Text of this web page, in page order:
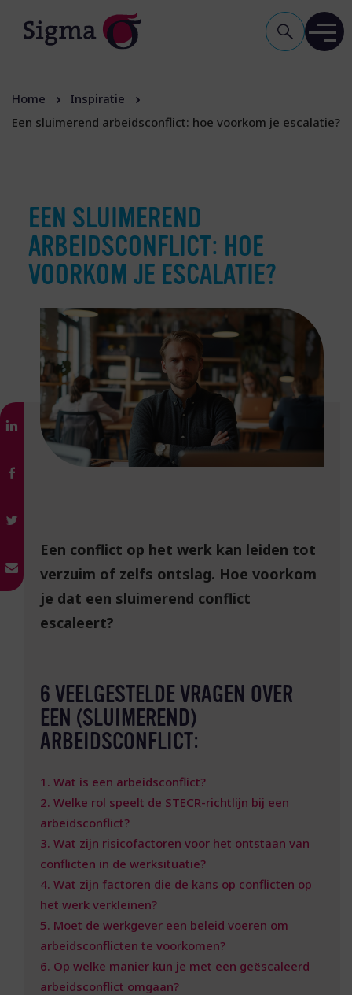
Home
Inspiratie
Een sluimerend arbeidsconflict: hoe voorkom je escalatie?
EEN SLUIMEREND
ARBEIDSCONFLICT: HOE
VOORKOM JE ESCALATIE?
Een conflict op het werk kan leiden tot
verzuim of zelfs ontslag. Hoe voorkom
je dat een sluimerend conflict
escaleert?
6 VEELGESTELDE VRAGEN OVER
EEN (SLUIMEREND)
ARBEIDSCONFLICT:
1. Wat is een arbeidsconflict?
2. Welke rol speelt de STECR-richtlijn bij een
arbeidsconflict?
3. Wat zijn risicofactoren voor het ontstaan van
conflicten in de werksituatie?
4. Wat zijn factoren die de kans op conflicten op
het werk verkleinen?
5. Moet de werkgever een beleid voeren om
arbeidsconflicten te voorkomen?
6. Op welke manier kun je met een geëscaleerd
arbeidsconflict omgaan?